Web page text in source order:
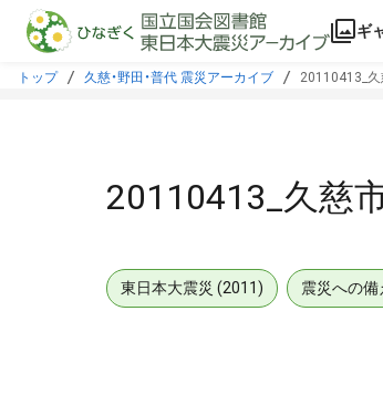
本文に飛ぶ
ギ
トップ 久慈・野田・普代 震災アーカイブ 20110413_久
20110413_久慈
東日本大震災 (2011) 震災への備